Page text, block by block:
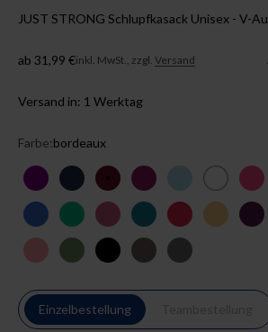
JUST STRONG Schlupfkasack Unisex - V-
Angebot
ab 31,99 €inkl. MwSt., zzgl. Versand
Versand in: 1 Werktag
Farbe:bordeaux
lila navy bordeauxberry eisblauweiß pink
königsblauirischgrünrosenholzpetrol rot
pfirsichrosawiesengrün
schwarzdeep taupesteingrau
Einzelbestellung